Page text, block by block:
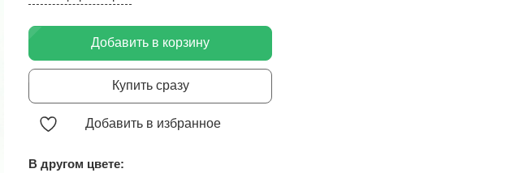
Добавить в корзину
Купить сразу
Добавить в избранное
В другом цвете: